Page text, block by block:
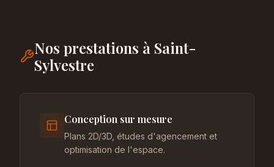
Nos prestations à Saint-
Sylvestre
Conception sur mesure
Plans 2D/3D, études d'agencement et
optimisation de l'espace.